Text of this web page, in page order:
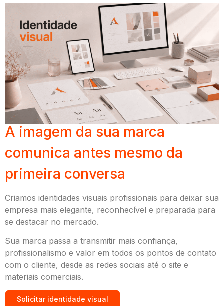
A imagem da sua marca
comunica antes mesmo da
primeira conversa
Criamos identidades visuais profissionais para deixar sua
empresa mais elegante, reconhecível e preparada para
se destacar no mercado.
Sua marca passa a transmitir mais confiança,
profissionalismo e valor em todos os pontos de contato
com o cliente, desde as redes sociais até o site e
materiais comerciais.
Solicitar identidade visual